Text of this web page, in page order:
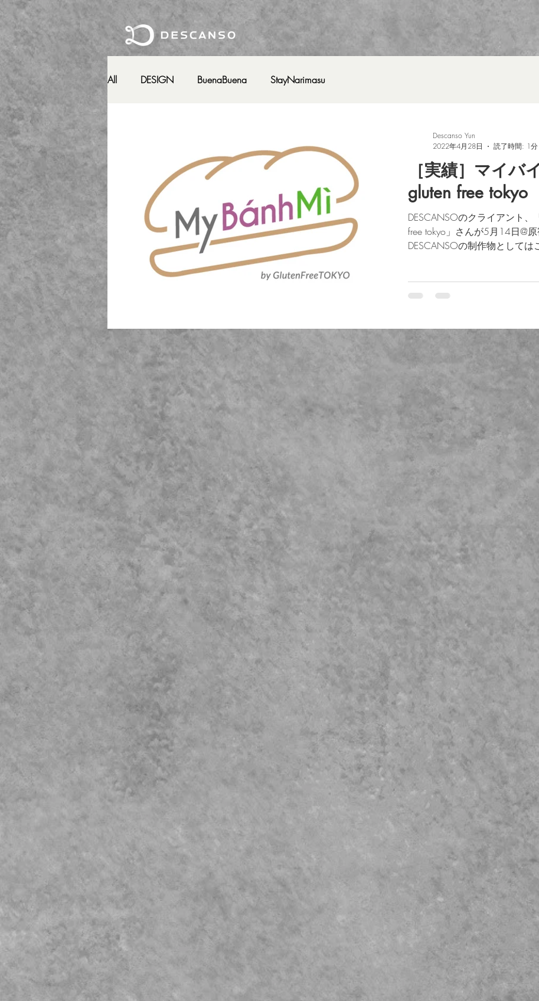
All DESIGN BuenaBuena StayNarimasu
［実績］マイバ
gluten free tokyo
DESCANSOのクライアント、
free tokyo」さんが5月14日@
DESCANSOの制作物として
Descanso Yun
2022年4月28日
読了時間: 1分